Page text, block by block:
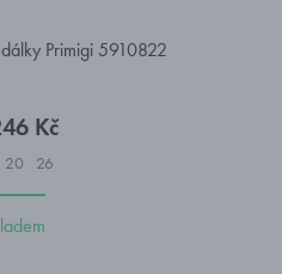
Primigi 5910822
Kč
20 26